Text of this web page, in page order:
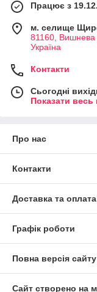
Працює з
м. селище
81160, Вишнева
Україна
Контакти
Сьогодні
Показати весь
Про нас
Контакти
Доставка та оплата
Графік роботи
Повна версія сайту
Сайт створено на